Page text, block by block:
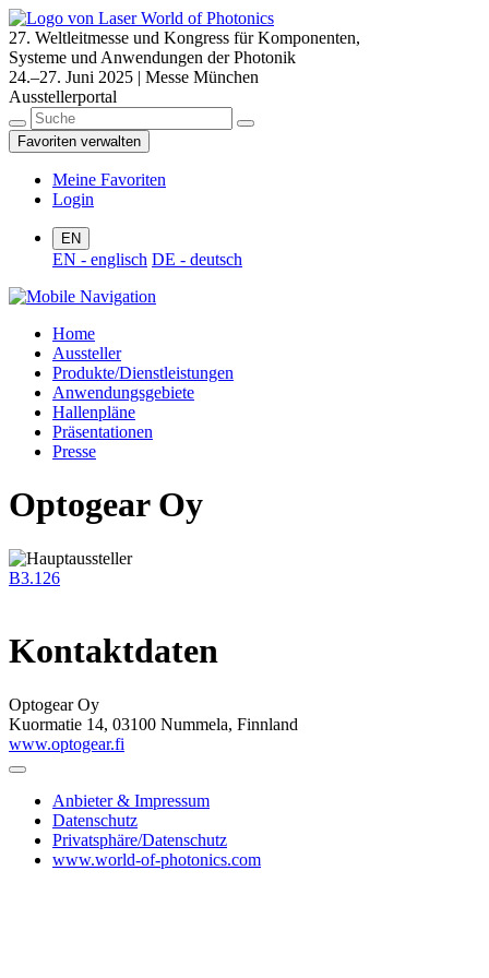
27. Weltleitmesse und Kongress für Komponenten,
Systeme und Anwendungen der Photonik
24.–27. Juni 2025 | Messe München
Ausstellerportal
Favoriten verwalten
Meine Favoriten
Login
EN
EN - englisch DE - deutsch
Home
Aussteller
Produkte/Dienstleistungen
Anwendungsgebiete
Hallenpläne
Präsentationen
Presse
Optogear Oy
B3.126
Kontaktdaten
Optogear Oy
Kuormatie 14, 03100 Nummela, Finnland
www.optogear.fi
Anbieter & Impressum
Datenschutz
Privatsphäre/Datenschutz
www.world-of-photonics.com